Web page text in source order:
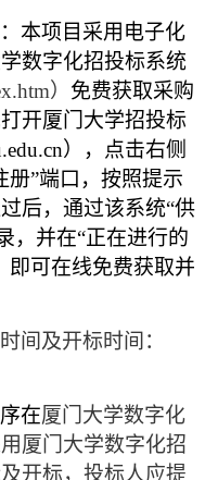
本项目采用电子化
数字化招投标系统
） 免费获取采购
开厦门大学招投标
），点击右侧
册”端口，按照提示
后，通过该系统“供
，并在“正在进行的
即可在线免费获取并
间及开标时间：
在厦门大学数字化
厦门大学数字化招
开标，投标人应提